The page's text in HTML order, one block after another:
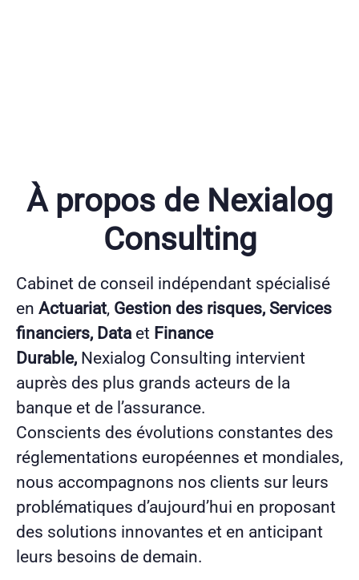
À propos de Nexialog
Consulting
Cabinet de conseil indépendant spécialisé
en Actuariat, Gestion des risques, Services
financiers, Data et Finance
Durable, Nexialog Consulting intervient
auprès des plus grands acteurs de la
banque et de l’assurance.
Conscients des évolutions constantes des
réglementations européennes et mondiales,
nous accompagnons nos clients sur leurs
problématiques d’aujourd’hui en proposant
des solutions innovantes et en anticipant
leurs besoins de demain.